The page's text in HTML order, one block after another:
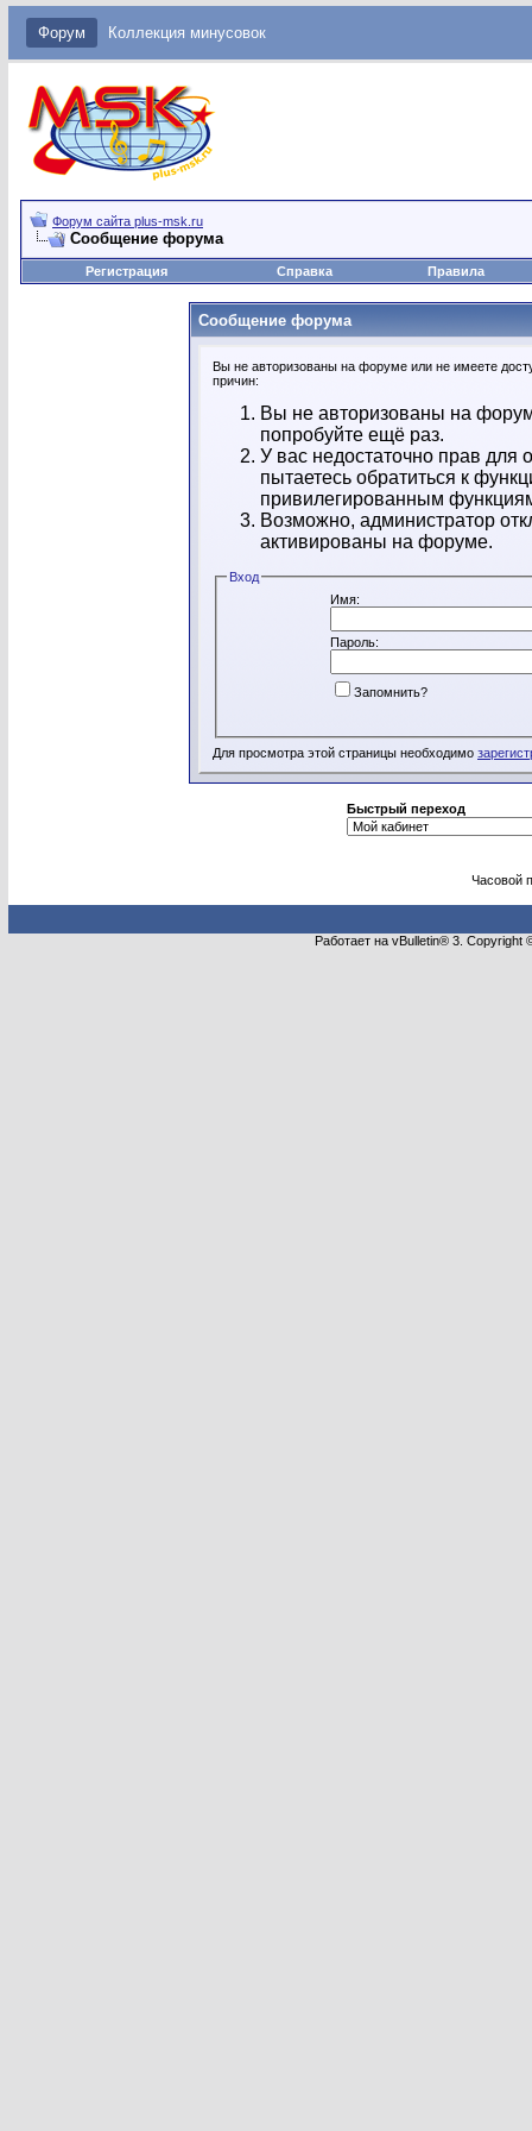
Форум Коллекция минусовок
Форум сайта plus-msk.ru
Сообщение форума
Регистрация Справка Правила
Сообщение форума
Вы не авторизованы на форуме или не имеете
причин:
Вы не авторизованы на
попробуйте ещё раз.
У вас недостаточно прав
пытаетесь обратиться к
привилегированным
Возможно, администратор
активированы на форуме.
Вход
Имя:
Пароль:
Запомнить?
Для просмотра этой страницы необходимо
Быстрый переход
Часовой
Работает на vBulletin® 3.